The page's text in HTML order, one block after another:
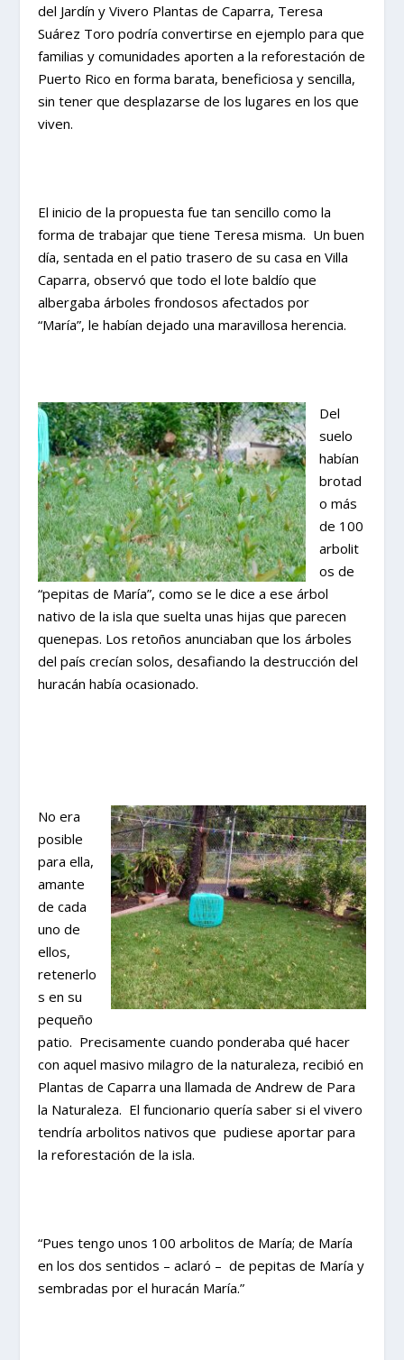
del Jardín y Vivero Plantas de Caparra, Teresa
Suárez Toro podría convertirse en ejemplo para que
familias y comunidades aporten a la reforestación de
Puerto Rico en forma barata, beneficiosa y sencilla,
sin tener que desplazarse de los lugares en los que
viven.
El inicio de la propuesta fue tan sencillo como la
forma de trabajar que tiene Teresa misma. Un buen
día, sentada en el patio trasero de su casa en Villa
Caparra, observó que todo el lote baldío que
albergaba árboles frondosos afectados por
“María”, le habían dejado una maravillosa herencia.
Del
suelo
habían
brotad
o más
de 100
arbolit
os de
“pepitas de María”, como se le dice a ese árbol
nativo de la isla que suelta unas hijas que parecen
quenepas. Los retoños anunciaban que los árboles
del país crecían solos, desafiando la destrucción del
huracán había ocasionado.
No era
posible
para ella,
amante
de cada
uno de
ellos,
retenerlo
s en su
pequeño
patio. Precisamente cuando ponderaba qué hacer
con aquel masivo milagro de la naturaleza, recibió en
Plantas de Caparra una llamada de Andrew de Para
la Naturaleza. El funcionario quería saber si el vivero
tendría arbolitos nativos que pudiese aportar para
la reforestación de la isla.
“Pues tengo unos 100 arbolitos de María; de María
en los dos sentidos – aclaró – de pepitas de María y
sembradas por el huracán María.”